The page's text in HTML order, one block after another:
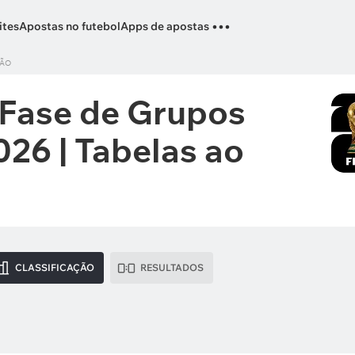
Apostas no futebolApps de apostas ...
de Grupos
| Tabelas ao
CLASSIFICAÇÃO RESULTADOS